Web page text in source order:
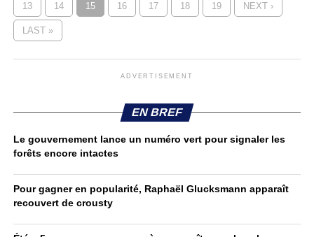
13 14 15 16 17 18 19 NEXT ›
LAST »
ADVERTISEMENT
EN BREF
Le gouvernement lance un numéro vert pour signaler les
forêts encore intactes
Pour gagner en popularité, Raphaël Glucksmann apparaît
recouvert de crousty